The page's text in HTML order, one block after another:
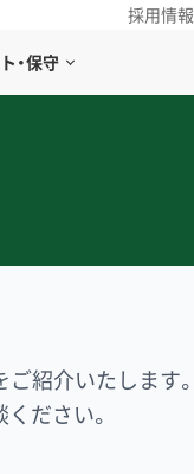
採用情報
・保守
紹介いたします。
ださい。